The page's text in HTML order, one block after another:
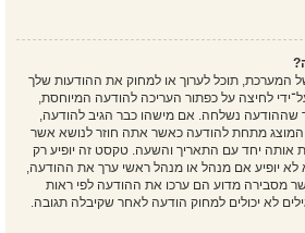
המערכת, תוכל לערוך או למחוק את ההודעות שלך
לחיצה על כפתור העריכה להודעה המיוחסת,
שההודעה נשלחה. אם מישהו כבר הגיב להודעה,
מתחת להודעה כאשר אתה חוזר לנושא אשר
יחד עם התאריך והשעה. טקסט זה יופיע רק
יופיע אם מנהל או מנהל ראשי ערך את ההודעה,
מסבירה מדוע הם ערכו את ההודעה לפי ראות
לא יכולים למחוק הודעה לאחר שקיבלה תגובה.